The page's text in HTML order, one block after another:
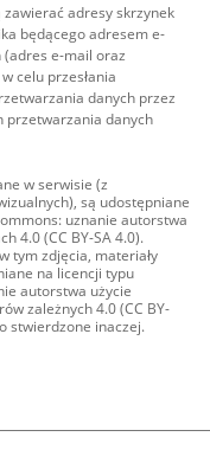
adresy skrzynek
będącego adresem e-
e-mail oraz
celu przesłania
danych przez
przetwarzania danych
w serwisie (z
są udostępniane
uznanie autorstwa
4.0 (CC BY-SA 4.0).
tym zdjęcia, materiały
na licencji typu
autorstwa użycie
zależnych 4.0 (CC BY-
stwierdzone inaczej.